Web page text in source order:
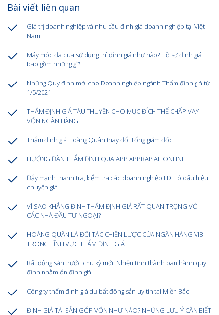
Bài viết liên quan
Giá trị doanh nghiệp và nhu cầu định giá doanh nghiệp tại Việt
Nam
Máy móc đã qua sử dụng thì định giá như nào? Hồ sơ định giá
bao gồm những gì?
Những Quy định mới cho Doanh nghiệp ngành Thẩm định giá từ
1/5/2021
THẨM ĐỊNH GIÁ TÀU THUYỀN CHO MỤC ĐÍCH THẾ CHẤP VAY
VỐN NGÂN HÀNG
Thẩm định giá Hoàng Quân thay đổi Tổng giám đốc
HƯỚNG ĐÃN THẨM ĐỊNH QUA APP APPRAISAL ONLINE
Đẩy mạnh thanh tra, kiểm tra các doanh nghiệp FDI có dấu hiệu
chuyển giá
VÌ SAO KHẲNG ĐỊNH THẨM ĐỊNH GIÁ RẤT QUAN TRỌNG VỚI
CÁC NHÀ ĐẦU TƯ NGOẠI?
HOÀNG QUÂN LÀ ĐỐI TÁC CHIẾN LƯỢC CỦA NGÂN HÀNG VIB
TRONG LĨNH VỰC THẨM ĐỊNH GIÁ
Bất động sản trước chu kỳ mới: Nhiều tỉnh thành ban hành quy
định nhằm ổn định giá
Công ty thẩm định giá dự bất động sản uy tín tại Miền Bắc
ĐỊNH GIÁ TÀI SẢN GÓP VỐN NHƯ NÀO? NHỮNG LƯU Ý CẦN BIẾT